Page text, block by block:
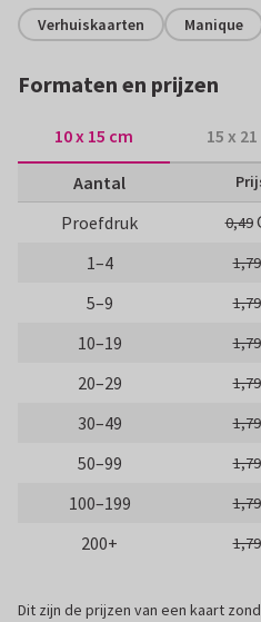
Verhuiskaarten Manique
Formaten en prijzen
10 x 15 cm 15 x
Aantal
Proefdruk 0,49
1–4
1,79
5–9
1,79
10–19
1,79
20–29
1,79
30–49
1,79
50–99
1,79
100–199
1,79
200+
1,79
Dit zijn de prijzen van een kaart